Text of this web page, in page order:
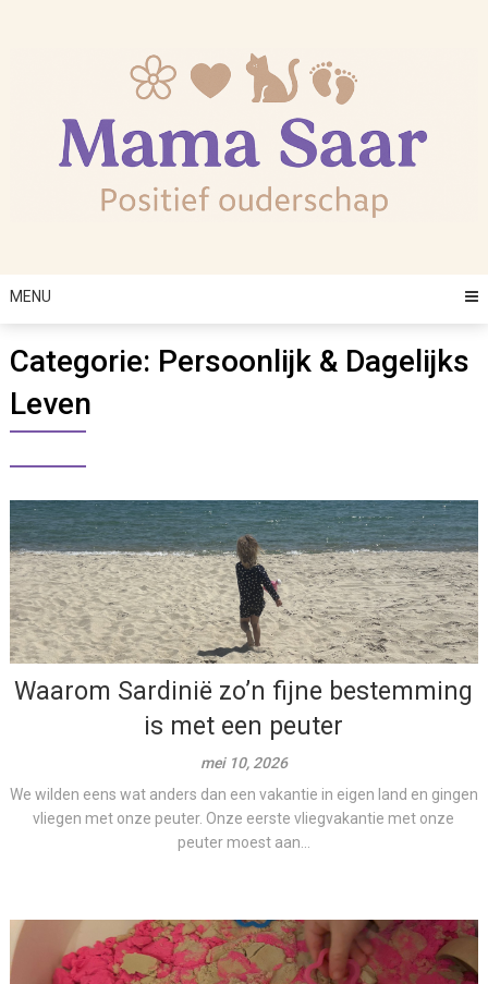
MENU
Categorie: Persoonlijk & Dagelijks
Leven
Waarom Sardinië zo’n fijne bestemming
is met een peuter
mei 10, 2026
We wilden eens wat anders dan een vakantie in eigen land en gingen
vliegen met onze peuter. Onze eerste vliegvakantie met onze
peuter moest aan...